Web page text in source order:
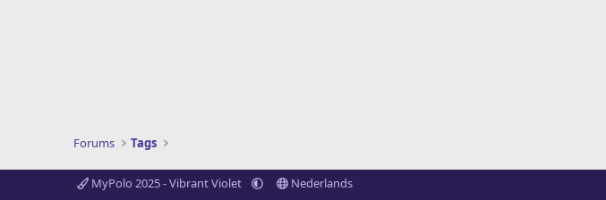
Forums Tags
MyPolo 2025 - Vibrant Violet Nederlands